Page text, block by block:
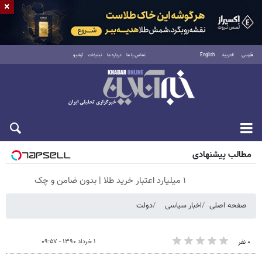
فارسی العربية English تماس با ما درباره ما تبلیغات آرشیو
پنجشنبه ۱۵ مرداد ۱۴۰۵
مطالب پیشنهادی
۱ میلیارد اعتبار خرید طلا | بدون ضامن و چک
صفحه اصلی اخبار سیاسی دولت
۰ نفر ۱ خرداد ۱۳۹۰ - ۰۹:۵۷
×